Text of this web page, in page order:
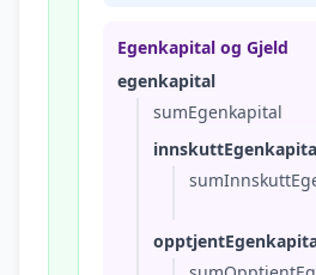
Egenkapital og Gjeld
egenkapital
sumEgenkapital